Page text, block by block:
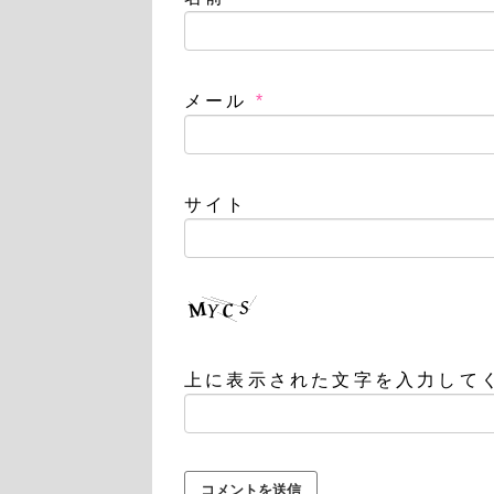
メール *
サイト
上に表示された文字を入力して